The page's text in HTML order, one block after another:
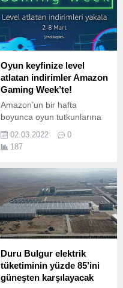
Oyun keyfinize level
atlatan indirimler Amazon
Gaming Week’te!
Amazon’un bir hafta
boyunca oyun tutkunlarına
sunduğu etkinliği Gaming
Week, 8 Mart tarihine kadar
02.03.2022
0
187
Duru Bulgur elektrik
tüketiminin yüzde 85’ini
güneşten karşılayacak